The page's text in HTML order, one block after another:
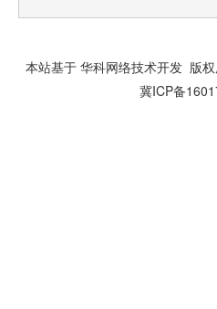
本站基于 华科网络技术开发 版
冀ICP备